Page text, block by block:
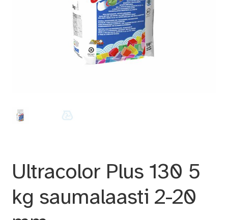
Ultracolor Plus 130 5
kg saumalaasti 2-20